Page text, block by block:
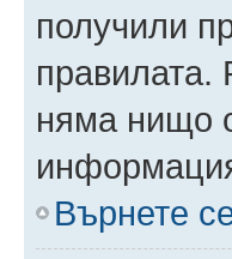
получили
правилата.
няма нищо
Върнете